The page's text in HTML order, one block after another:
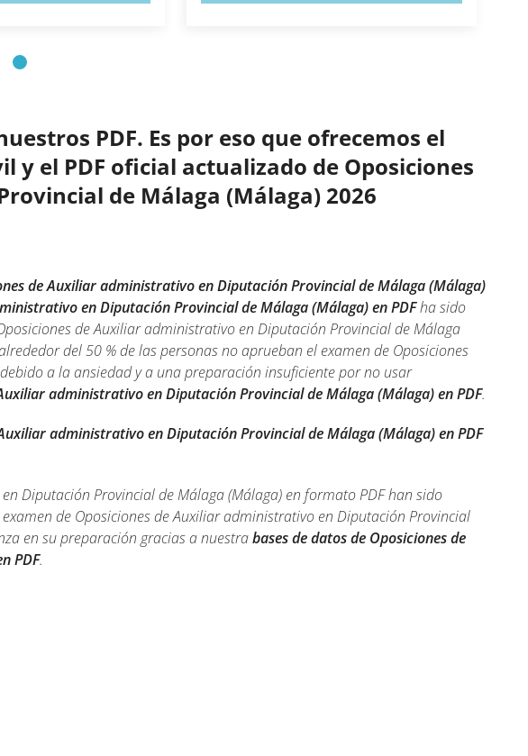
PDF. Es por eso que ofrecemos el
el PDF oficial actualizado de Oposiciones
de Málaga (Málaga) 2026
de Auxiliar administrativo en Diputación Provincial de Málaga (Málaga)
en Diputación Provincial de Málaga (Málaga) en PDFha sido
de Auxiliar administrativo en Diputación Provincial de Málaga
del 50 % de las personas no aprueban el examen de Oposiciones
a la ansiedad y a una preparación insuficiente por no usar
administrativo en Diputación Provincial de Málaga (Málaga) en PDF.
administrativo en Diputación Provincial de Málaga (Málaga) en PDF
Diputación Provincial de Málaga (Málaga) en formato PDF han sido
de Oposiciones de Auxiliar administrativo en Diputación Provincial
en su preparación gracias a nuestrabases de datos de Oposiciones de
PDF.